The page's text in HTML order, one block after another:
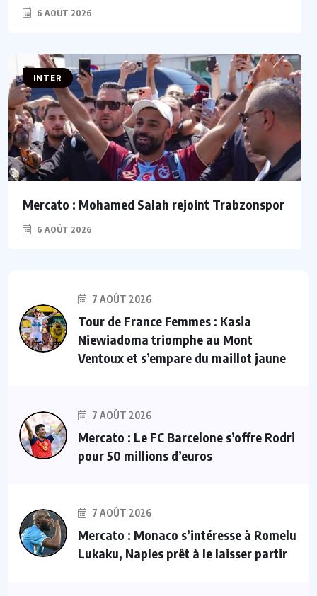
6 AOÛT 2026
INTER
Mercato : Mohamed Salah rejoint Trabzonspor
6 AOÛT 2026
7 AOÛT 2026
Tour de France Femmes : Kasia
Niewiadoma triomphe au Mont
Ventoux et s’empare du maillot jaune
7 AOÛT 2026
Mercato : Le FC Barcelone s’offre Rodri
pour 50 millions d’euros
7 AOÛT 2026
Mercato : Monaco s’intéresse à Romelu
Lukaku, Naples prêt à le laisser partir